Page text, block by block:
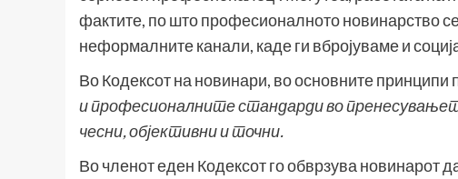
фактите, по што професионалното новинарство
неформалните канали, каде ги вбројуваме и
Во Кодексот на новинари, во основните принципи
и професионалните стандарди во
чесни, објективни и точни.
Во членот еден Кодексот го обврзува новинарот